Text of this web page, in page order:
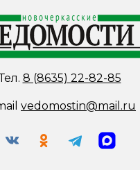
8 (8635) 22-82-85
vedomostin@mail.ru